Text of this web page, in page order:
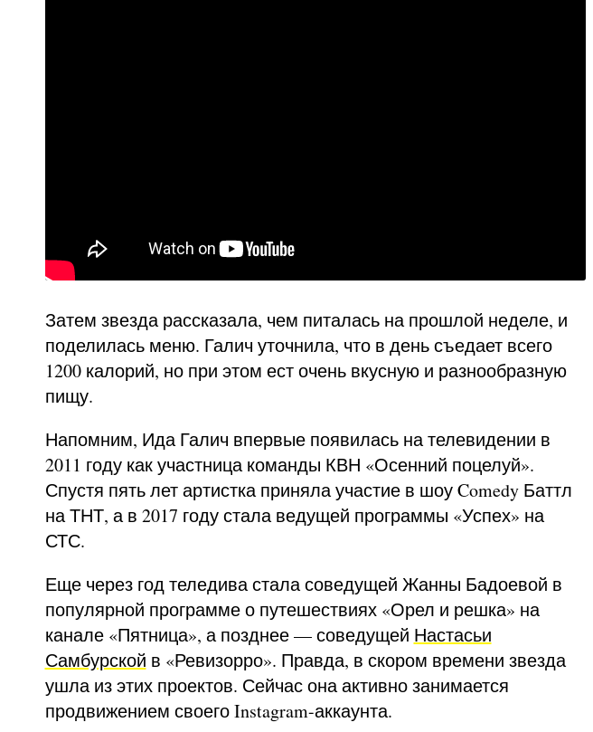
Затем звезда рассказала, чем питалась на прошлой неделе, и
поделилась меню. Галич уточнила, что в день съедает всего
1200 калорий, но при этом ест очень вкусную и разнообразную
пищу.
Напомним, Ида Галич впервые появилась на телевидении в
2011 году как участница команды КВН «Осенний поцелуй».
Спустя пять лет артистка приняла участие в шоу Comedy Баттл
на ТНТ, а в 2017 году стала ведущей программы «Успех» на
СТС.
Еще через год теледива стала соведущей Жанны Бадоевой в
популярной программе о путешествиях «Орел и решка» на
канале «Пятница», а позднее — соведущей Настасьи
Самбурской в «Ревизорро». Правда, в скором времени звезда
ушла из этих проектов. Сейчас она активно занимается
продвижением своего Instagram-аккаунта.